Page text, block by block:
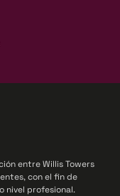
entre Willis Towers
con el fin de
nivel profesional.